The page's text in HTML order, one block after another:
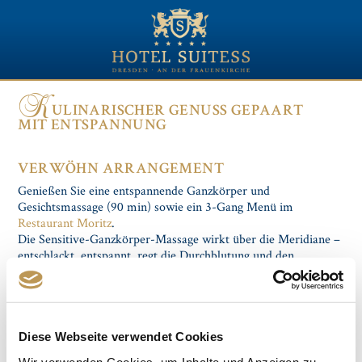
Diese Webseite verwendet Cookies
K ULINARISCHER GENUSS GEPAART
MIT ENTSPANNUNG
VERWÖHN ARRANGEMENT
Genießen Sie eine entspannende Ganzkörper und
Gesichtsmassage (90 min) sowie ein 3-Gang Menü im
Restaurant Moritz.
Die Sensitive-Ganzkörper-Massage wirkt über die Meridiane –
entschlackt, entspannt, regt die Durchblutung und den
Lymphfluss an, verleiht Ihrem Körper von den Beinen bis in
die Fingerspitzen ein tiefes Wohlgefühl und weckt neue
Energien. Eingeschlossen ist eine Fußreflexzonenstimulierung
des gesamten Oberkörpers.